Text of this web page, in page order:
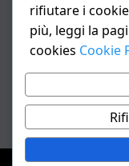
ANNO XXIII –
487 del 20/9/
Avviso IA: alcuni
realizzati con
artificiale con
rifiutare i
più, leggi la
cookies Cookie